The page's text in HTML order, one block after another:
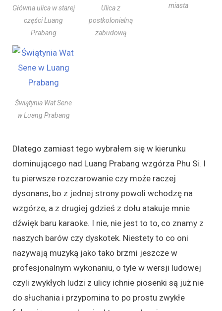
Główna ulica w starej
części Luang
Prabang
Ulica z
postkolonialną
zabudową
miasta
Świątynia Wat Sene
w Luang Prabang
Dlatego zamiast tego wybrałem się w kierunku
dominującego nad Luang Prabang wzgórza Phu Si. I
tu pierwsze rozczarowanie czy może raczej
dysonans, bo z jednej strony powoli wchodzę na
wzgórze, a z drugiej gdzieś z dołu atakuje mnie
dźwięk baru karaoke. I nie, nie jest to to, co znamy z
naszych barów czy dyskotek. Niestety to co oni
nazywają muzyką jako tako brzmi jeszcze w
profesjonalnym wykonaniu, o tyle w wersji ludowej
czyli zwykłych ludzi z ulicy ichnie piosenki są już nie
do słuchania i przypomina to po prostu zwykłe